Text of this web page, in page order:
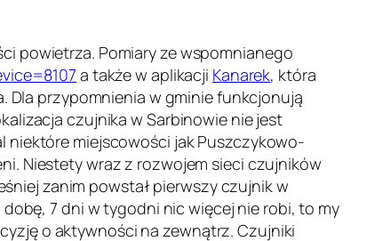
powietrza. Pomiary ze wspomnianego
a także w aplikacji Kanarek, która
Dla przypomnienia w gminie funkcjonują
czujnika w Sarbinowie nie jest
niektóre miejscowości jak Puszczykowo-
Niestety wraz z rozwojem sieci czujników
zanim powstał pierwszy czujnik w
7 dni w tygodni nic więcej nie robi, to my
o aktywności na zewnątrz. Czujniki